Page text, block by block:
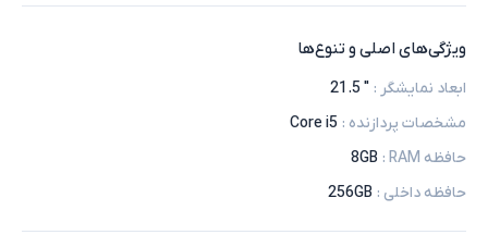
ویژگی‌های اصلی و تنوع‌ها
ابعاد نمایشگر :
" 21.5
مشخصات پردازنده :
Core i5
حافظه RAM
:
8GB
حافظه داخلی :
256GB